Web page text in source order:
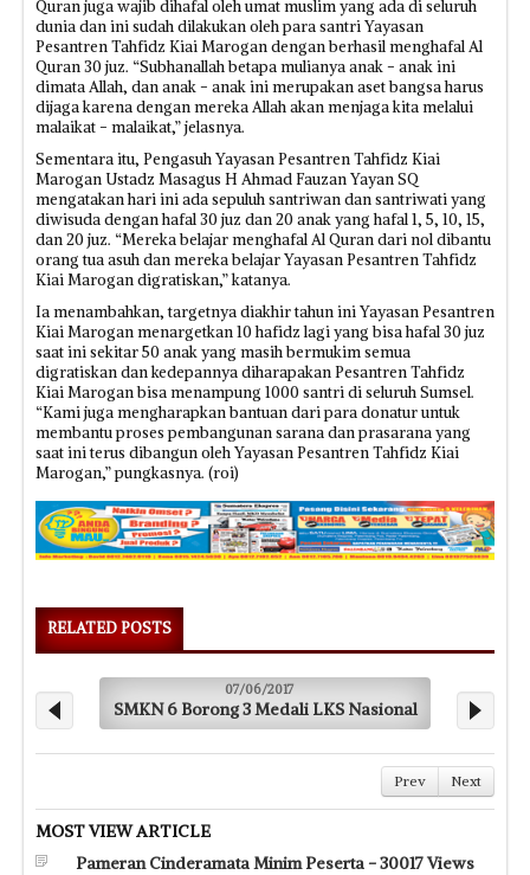
Quran juga wajib dihafal oleh umat muslim yang ada di seluruh
dunia dan ini sudah dilakukan oleh para santri Yayasan
Pesantren Tahfidz Kiai Marogan dengan berhasil menghafal Al
Quran 30 juz. “Subhanallah betapa mulianya anak - anak ini
dimata Allah, dan anak - anak ini merupakan aset bangsa harus
dijaga karena dengan mereka Allah akan menjaga kita melalui
malaikat - malaikat,” jelasnya.
Sementara itu, Pengasuh Yayasan Pesantren Tahfidz Kiai
Marogan Ustadz Masagus H Ahmad Fauzan Yayan SQ
mengatakan hari ini ada sepuluh santriwan dan santriwati yang
diwisuda dengan hafal 30 juz dan 20 anak yang hafal 1, 5, 10, 15,
dan 20 juz. “Mereka belajar menghafal Al Quran dari nol dibantu
orang tua asuh dan mereka belajar Yayasan Pesantren Tahfidz
Kiai Marogan digratiskan,” katanya.
Ia menambahkan, targetnya diakhir tahun ini Yayasan Pesantren
Kiai Marogan menargetkan 10 hafidz lagi yang bisa hafal 30 juz
saat ini sekitar 50 anak yang masih bermukim semua
digratiskan dan kedepannya diharapakan Pesantren Tahfidz
Kiai Marogan bisa menampung 1000 santri di seluruh Sumsel.
“Kami juga mengharapkan bantuan dari para donatur untuk
membantu proses pembangunan sarana dan prasarana yang
saat ini terus dibangun oleh Yayasan Pesantren Tahfidz Kiai
Marogan,” pungkasnya. (roi)
RELATED POSTS
07/06/2017
SMKN 6 Borong 3 Medali LKS Nasional
Prev Next
MOST VIEW ARTICLE
Pameran Cinderamata Minim Peserta - 30017 Views